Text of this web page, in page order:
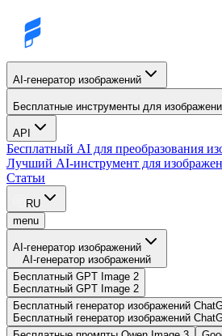
AI-генератор изображений
Бесплатные инструменты для
API
Бесплатный AI для преобразования
Лучший AI-инструмент для
Статьи
RU
menu
AI-генератор изображений
AI-генератор изображений
Бесплатный GPT Image 2
Бесплатный GPT Image 2
Бесплатный генератор изображений
Бесплатный генератор изображений